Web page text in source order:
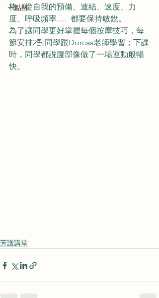
一點酵
格，從自我的預備、連結、速度、力
度、呼吸頻率….  都要保持敏銳。
為了讓同學更好掌握每個按摩技巧，每
節安排2對同學跟Dorcas老師學習；下課
時，同學都説腹部像做了一場運動般暢
快。
芳護講堂